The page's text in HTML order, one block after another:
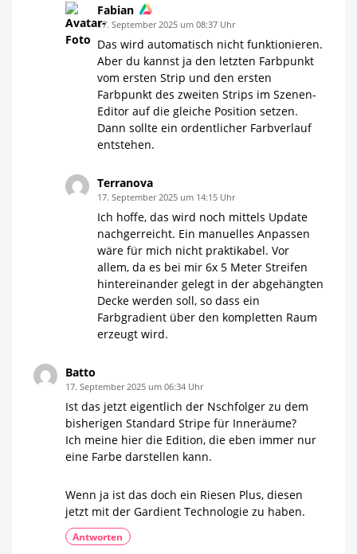
Fabian
17. September 2025 um 08:37 Uhr
Das wird automatisch nicht funktionieren.
Aber du kannst ja den letzten Farbpunkt
vom ersten Strip und den ersten
Farbpunkt des zweiten Strips im Szenen-
Editor auf die gleiche Position setzen.
Dann sollte ein ordentlicher Farbverlauf
entstehen.
Terranova
17. September 2025 um 14:15 Uhr
Ich hoffe, das wird noch mittels Update
nachgerreicht. Ein manuelles Anpassen
wäre für mich nicht praktikabel. Vor
allem, da es bei mir 6x 5 Meter Streifen
hintereinander gelegt in der abgehängten
Decke werden soll, so dass ein
Farbgradient über den kompletten Raum
erzeugt wird.
Batto
17. September 2025 um 06:34 Uhr
Ist das jetzt eigentlich der Nschfolger zu dem
bisherigen Standard Stripe für Inneräume?
Ich meine hier die Edition, die eben immer nur
eine Farbe darstellen kann.
Wenn ja ist das doch ein Riesen Plus, diesen
jetzt mit der Gardient Technologie zu haben.
Antworten